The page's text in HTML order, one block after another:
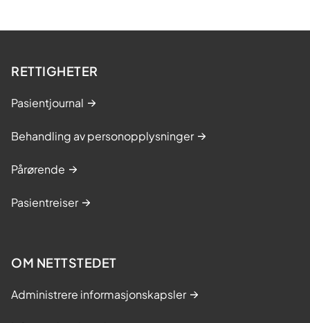
RETTIGHETER
Pasientjournal
Behandling av personopplysninger
Pårørende
Pasientreiser
OM NETTSTEDET
Administrere informasjonskapsler